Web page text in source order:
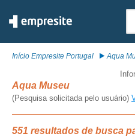
Início Empresite Portugal Aqua
Aqua Museu
(Pesquisa solicitada pelo usuário)
551 resultados de busca